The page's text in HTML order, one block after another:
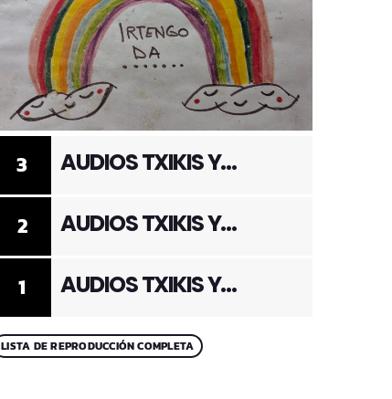
1 AUDIOS TXIKIS Y
2 AUDIOS TXIKIS Y
3 AUDIOS TXIKIS Y
LISTA DE REPRODUCCIÓN COMPLETA